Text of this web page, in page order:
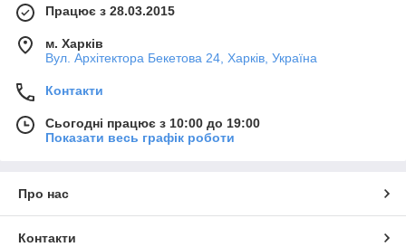
Працює з 28.03.2015
м. Харків
Вул. Архітектора Бекетова 24, Харків, Україна
Контакти
Сьогодні працює з 10:00 до 19:00
Показати весь графік роботи
Про нас
Контакти